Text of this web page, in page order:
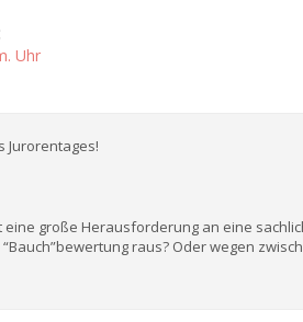
Uhr
Jurorentages!
große Herausforderung an eine
raus? Oder wegen